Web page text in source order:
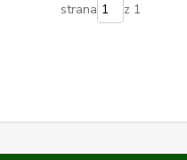
strana z 1